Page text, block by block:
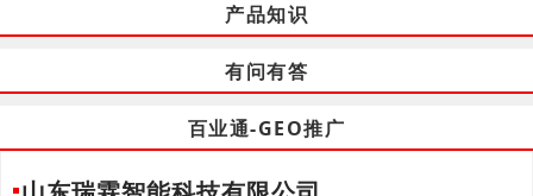
产品知识
有问有答
百业通-GEO推广